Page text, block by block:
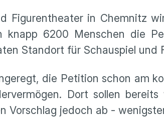
Figurentheater in Chemnitz
6200 Menschen die
Standort für Schauspiel und
die Petition schon am
Dort sollen
Vorschlag jedoch ab -